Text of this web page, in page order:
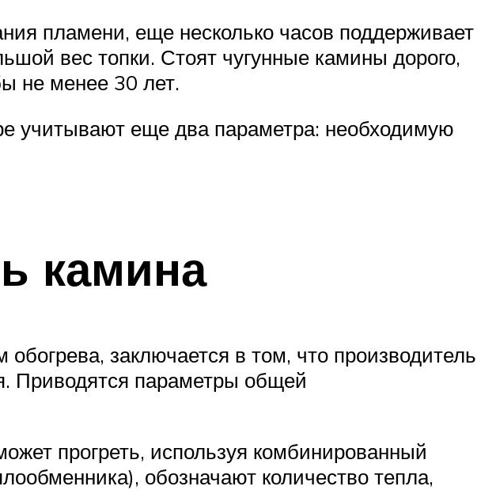
пламени, еще несколько часов поддерживает
вес топки. Стоят чугунные камины дорого,
не менее 30 лет.
учитывают еще два параметра: необходимую
камина
заключается в том, что производитель
Приводятся параметры общей
прогреть, используя комбинированный
обозначают количество тепла,